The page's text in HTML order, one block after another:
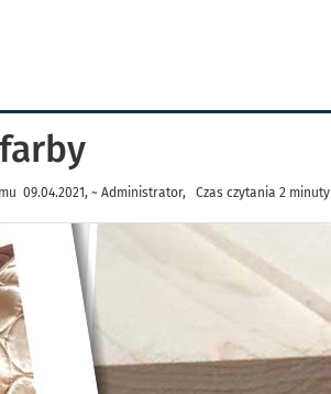
09.04.2021, ~ Administrator, Czas czytania 2 minuty